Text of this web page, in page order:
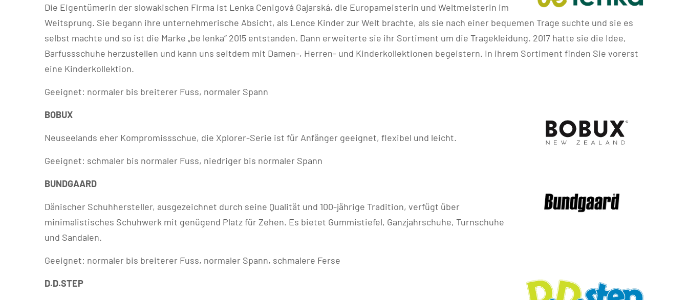
Die Eigentümerin der slowakischen Firma ist Lenka Cenigová Gajarská, die Europameisterin und Weltmeisterin im
Weitsprung. Sie begann ihre unternehmerische Absicht, als Lence Kinder zur Welt brachte, als sie nach einer bequemen Trage suchte und sie es
selbst machte und so ist die Marke „be lenka“ 2015 entstanden. Dann erweiterte sie ihr Sortiment um die Tragekleidung. 2017 hatte sie die Idee,
Barfussschuhe herzustellen und kann uns seitdem mit Damen-, Herren- und Kinderkollektionen begeistern. In ihrem Sortiment finden Sie vorerst
eine Kinderkollektion.
Geeignet: normaler bis breiterer Fuss, normaler Spann
BOBUX
Neuseelands eher Kompromissschue, die Xplorer-Serie ist für Anfänger geeignet, flexibel und leicht.
Geeignet: schmaler bis normaler Fuss, niedriger bis normaler Spann
BUNDGAARD
Dänischer Schuhhersteller, ausgezeichnet durch seine Qualität und 100-jährige Tradition, verfügt über
minimalistisches Schuhwerk mit genügend Platz für Zehen. Es bietet Gummistiefel, Ganzjahrschuhe, Turnschuhe
und Sandalen.
Geeignet: normaler bis breiterer Fuss, normaler Spann, schmalere Ferse
D.D.STEP